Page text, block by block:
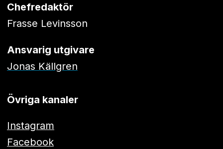
Chefredaktör
Frasse Levinsson
Ansvarig utgivare
Jonas Källgren
Övriga kanaler
Instagram
Facebook